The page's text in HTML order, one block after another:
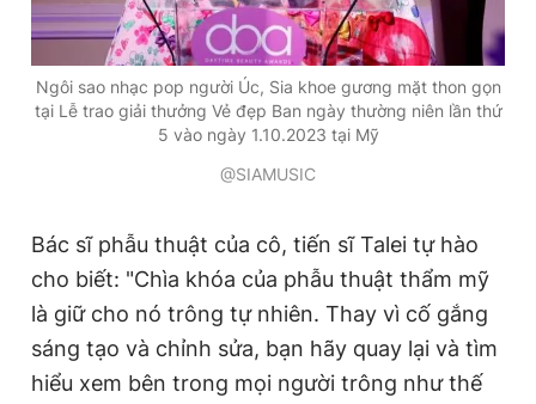
Ngôi sao nhạc pop người Úc, Sia khoe gương mặt thon gọn
tại Lễ trao giải thưởng Vẻ đẹp Ban ngày thường niên lần thứ
5 vào ngày 1.10.2023 tại Mỹ
@SIAMUSIC
Bác sĩ phẫu thuật của cô, tiến sĩ Talei tự hào
cho biết: "Chìa khóa của phẫu thuật thẩm mỹ
là giữ cho nó trông tự nhiên. Thay vì cố gắng
sáng tạo và chỉnh sửa, bạn hãy quay lại và tìm
hiểu xem bên trong mọi người trông như thế